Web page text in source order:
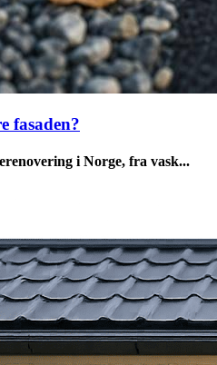
fasaden?
i Norge, fra vask...